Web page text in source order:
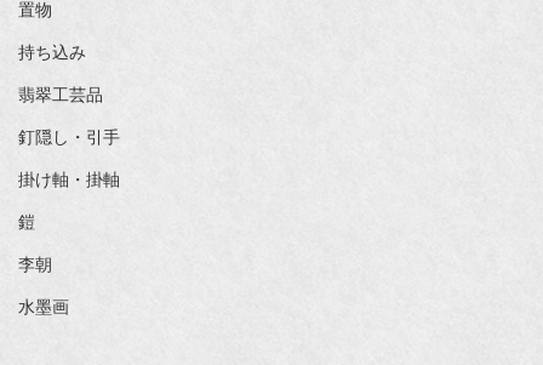
置物
持ち込み
翡翠工芸品
釘隠し・引手
掛け軸・掛軸
鎧
李朝
水墨画